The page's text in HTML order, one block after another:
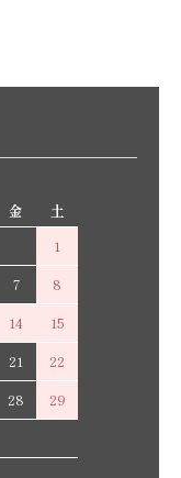
金
土
1
7
8
14
15
21
22
28
29